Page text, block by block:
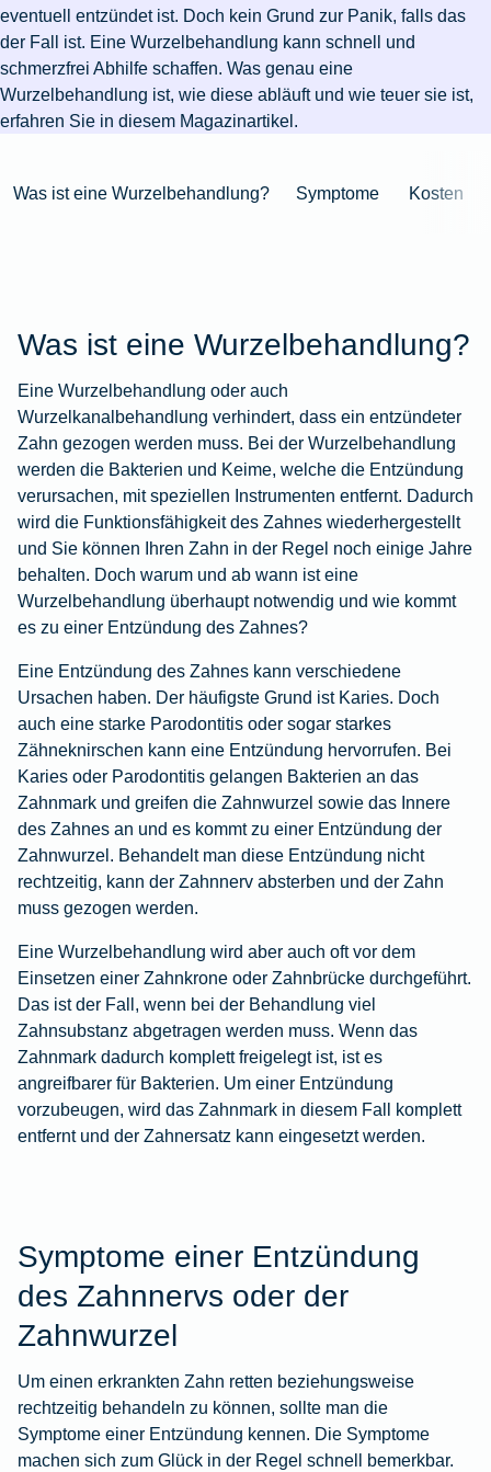
Wurzelbehandlung
Kieferorthopädie
für's
Krankenhaus
Zur
Artikelübersicht
Artikelübersicht
Gesunde
Ernährung
Workout
Artikelübersicht
Zur
Artikelübersicht
Niederlande
KFZ-
Versicherung
im
Zur
bei
Katzen
Zur
Artikelübersicht
Kastration
beim
Hund
Fieber
Artikelübersicht
Pferdesprache
Insektenschutz
für's
Pferd
Unfall
Zur
Artikelübersicht
Jagd
Hausboot
Zur
Herbst
Versicherungen
für
Kinder
Artikelübersicht
Versicherungen
für
Familien
Senioren
Versicherungsschutz
bei
Modernisierung
Zur
eventuell entzündet ist. Doch kein Grund zur Panik, falls das
der Fall ist. Eine Wurzelbehandlung kann schnell und
schmerzfrei Abhilfe schaffen. Was genau eine
Wurzelbehandlung ist, wie diese abläuft und wie teuer sie ist,
erfahren Sie in diesem Magazinartikel.
Was ist eine Wurzelbehandlung? Symptome Kosten
Was ist eine Wurzelbehandlung?
Eine Wurzelbehandlung oder auch
Wurzelkanalbehandlung verhindert, dass ein entzündeter
Zahn gezogen werden muss. Bei der Wurzelbehandlung
werden die Bakterien und Keime, welche die Entzündung
verursachen, mit speziellen Instrumenten entfernt. Dadurch
wird die Funktionsfähigkeit des Zahnes wiederhergestellt
und Sie können Ihren Zahn in der Regel noch einige Jahre
behalten. Doch warum und ab wann ist eine
Wurzelbehandlung überhaupt notwendig und wie kommt
es zu einer Entzündung des Zahnes?
Eine Entzündung des Zahnes kann verschiedene
Ursachen haben. Der häufigste Grund ist Karies. Doch
auch eine starke Parodontitis oder sogar starkes
Zähneknirschen kann eine Entzündung hervorrufen. Bei
Karies oder Parodontitis gelangen Bakterien an das
Zahnmark und greifen die Zahnwurzel sowie das Innere
des Zahnes an und es kommt zu einer Entzündung der
Zahnwurzel. Behandelt man diese Entzündung nicht
rechtzeitig, kann der Zahnnerv absterben und der Zahn
muss gezogen werden.
Eine Wurzelbehandlung wird aber auch oft vor dem
Einsetzen einer Zahnkrone oder Zahnbrücke durchgeführt.
Das ist der Fall, wenn bei der Behandlung viel
Zahnsubstanz abgetragen werden muss. Wenn das
Zahnmark dadurch komplett freigelegt ist, ist es
angreifbarer für Bakterien. Um einer Entzündung
vorzubeugen, wird das Zahnmark in diesem Fall komplett
entfernt und der Zahnersatz kann eingesetzt werden.
Symptome einer Entzündung
des Zahnnervs oder der
Zahnwurzel
Um einen erkrankten Zahn retten beziehungsweise
rechtzeitig behandeln zu können, sollte man die
Symptome einer Entzündung kennen. Die Symptome
machen sich zum Glück in der Regel schnell bemerkbar.